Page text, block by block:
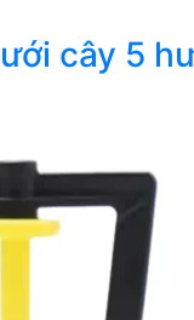
cây 5